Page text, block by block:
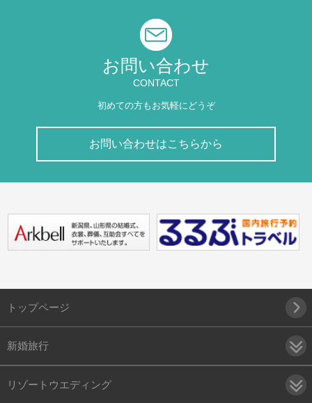
お問い合わせ
CONTACT
初めての方もお気軽にどうぞ
お問い合わせはこちらから
トップページ
新婚旅行
リゾートウエディング